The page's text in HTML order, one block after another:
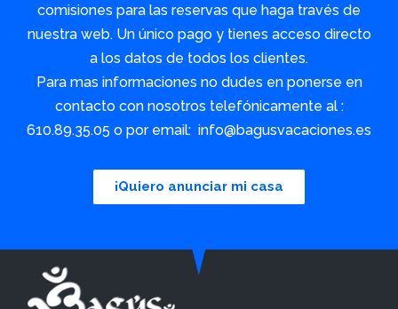
comisiones para las reservas que haga través de
nuestra web. Un único pago y tienes acceso directo
a los datos de todos los clientes.
Para mas informaciones no dudes en ponerse en
contacto con nosotros telefónicamente al :
610.89.35.05 o por email: info@bagusvacaciones.es
¡Quiero anunciar mi casa